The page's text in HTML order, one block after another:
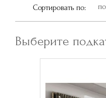
Сортировать по:
Выберите